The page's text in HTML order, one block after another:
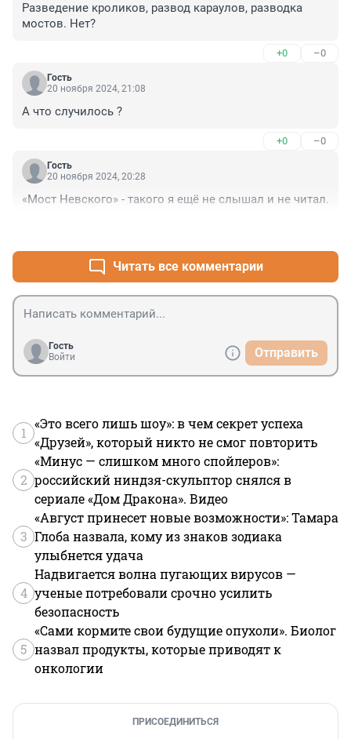
Разведение кроликов, развод караулов, разводка
мостов. Нет?
+0 –0
Гость
20 ноября 2024, 21:08
А что случилось ?
+0 –0
Гость
20 ноября 2024, 20:28
«Мост Невского» - такого я ещё не слышал и не читал.
Читать все комментарии
Гость
Войти
Отправить
1
«Это всего лишь шоу»: в чем секрет успеха
«Друзей», который никто не смог повторить
2
«Минус — слишком много спойлеров»:
российский ниндзя-скульптор снялся в
сериале «Дом Дракона». Видео
3
«Август принесет новые возможности»: Тамара
Глоба назвала, кому из знаков зодиака
улыбнется удача
4
Надвигается волна пугающих вирусов —
ученые потребовали срочно усилить
безопасность
5
«Сами кормите свои будущие опухоли». Биолог
назвал продукты, которые приводят к
онкологии
ПРИСОЕДИНИТЬСЯ